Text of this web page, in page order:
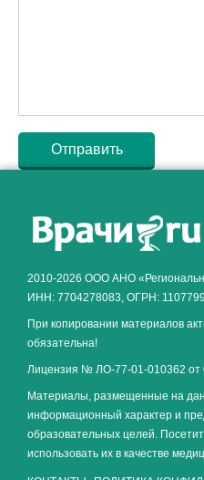
2010-2026 ООО АНО
ИНН: 7704278083, ОГРН:
При копировании материалов
обязательна!
Лицензия № ЛО-77-01-010362 от
Материалы, размещенные на
информационный характер и
образовательных целей.
использовать их в качестве